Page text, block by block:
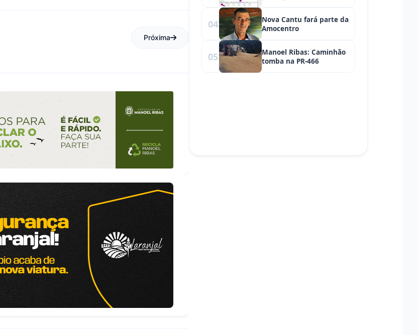
Próxima
04
Nova Cantu fará parte da
Amocentro
05
Manoel Ribas: Caminhão
tomba na PR-466